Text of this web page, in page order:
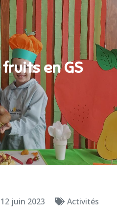
en GS
12 juin 2023
Activités